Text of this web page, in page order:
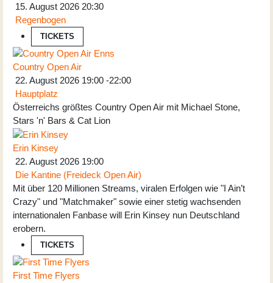
15. August 2026 20:30
Regenbogen
TICKETS
Country Open Air
22. August 2026 19:00 -22:00
Hauptplatz
Österreichs größtes Country Open Air mit Michael Stone,
Stars 'n' Bars & Cat Lion
Erin Kinsey
22. August 2026 19:00
Die Kantine (Freideck Open Air)
Mit über 120 Millionen Streams, viralen Erfolgen wie "I Ain’t
Crazy" und "Matchmaker" sowie einer stetig wachsenden
internationalen Fanbase will Erin Kinsey nun Deutschland
erobern.
TICKETS
First Time Flyers